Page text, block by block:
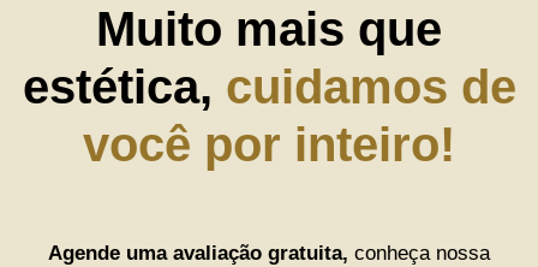
Muito mais que
estética, cuidamos de
você por inteiro!
Agende uma avaliação gratuita, conheça nossa